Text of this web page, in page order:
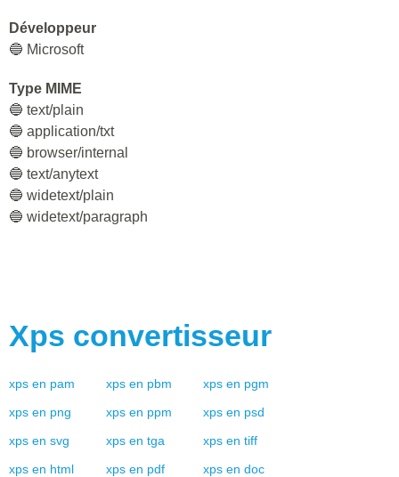
Développeur
🔵 Microsoft
Type MIME
🔵 text/plain
🔵 application/txt
🔵 browser/internal
🔵 text/anytext
🔵 widetext/plain
🔵 widetext/paragraph
Xps convertisseur
xps en pam xps en pbm xps en pgm
xps en png xps en ppm xps en psd
xps en svg xps en tga xps en tiff
xps en html xps en pdf xps en doc